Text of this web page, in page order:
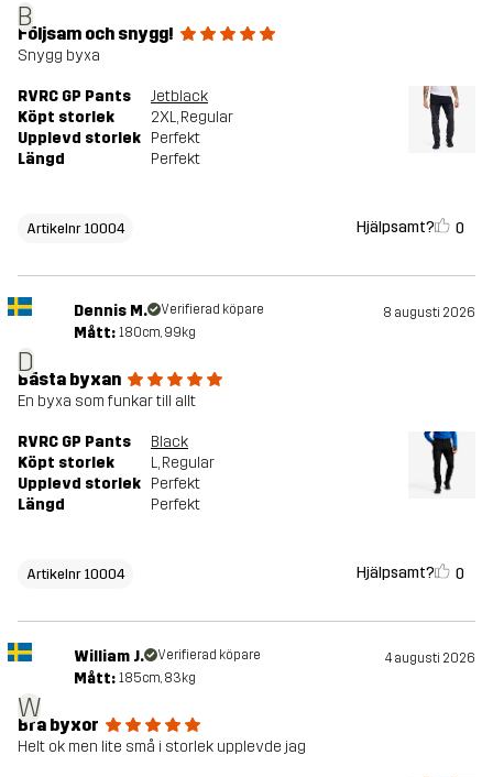
B
Följsam och snygg!
Snygg byxa
RVRC GP Pants
Jetblack
Köpt storlek
2XL, Regular
Upplevd storlek Perfekt
Längd
Perfekt
Artikelnr 10004 Hjälpsamt? 0
D
Dennis M. Verifierad köpare 8 augusti 2026
Mått: 180cm, 99kg
Bästa byxan
En byxa som funkar till allt
RVRC GP Pants
Black
Köpt storlek
L, Regular
Upplevd storlek Perfekt
Längd
Perfekt
Artikelnr 10004 Hjälpsamt? 0
W
William J. Verifierad köpare 4 augusti 2026
Mått: 185cm, 83kg
Bra byxor
Helt ok men lite små i storlek upplevde jag